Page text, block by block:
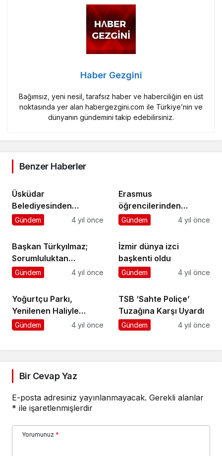
Haber Gezgini
Bağımsız, yeni nesil, tarafsız haber ve haberciliğin en üst
noktasında yer alan habergezgini.com ile Türkiye’nin ve
dünyanın gündemini takip edebilirsiniz.
Benzer Haberler
Üsküdar
Belediyesinden
Üniversite
DoğalGazdan Sonra
Yeni Müjde
Gündem 4 yıl önce
Erasmus
öğrencilerinden
Antalya Büyükşehir’e
Gündem 4 yıl önce
Başkan Türkyılmaz;
Sorumluluktan
Kaçamayacaklar,
Verecekler
Gündem 4 yıl önce
İzmir dünya izci
başkenti oldu
Gündem 4 yıl önce
Yoğurtçu Parkı,
Yenilenen Haliyle
Hizmete Açıldı
Gündem 4 yıl önce
TSB ‘Sahte Poliçe’
Tuzağına Karşı Uyardı
Gündem 4 yıl önce
Bir Cevap Yaz
E-posta adresiniz yayınlanmayacak. Gerekli alanlar
* ile işaretlenmişlerdir
Yorumunuz *